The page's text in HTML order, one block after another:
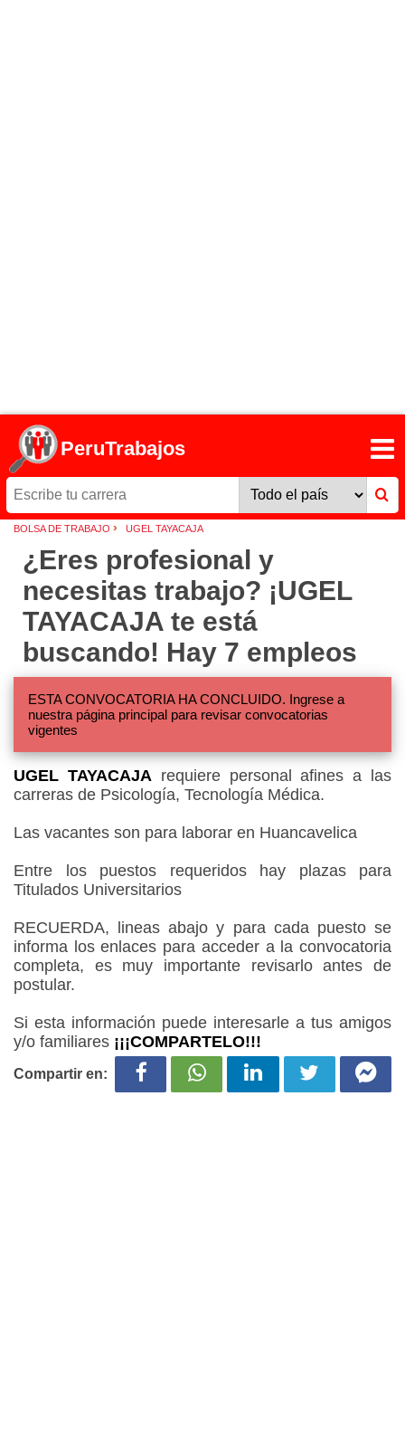
PeruTrabajos
BOLSA DE TRABAJO › UGEL TAYACAJA
¿Eres profesional y
necesitas trabajo? ¡UGEL
TAYACAJA te está
buscando! Hay 7 empleos
ESTA CONVOCATORIA HA CONCLUIDO. Ingrese a
nuestra página principal para revisar convocatorias
vigentes
UGEL TAYACAJArequiere personal afines a las
carreras de Psicología, Tecnología Médica.
Las vacantes son para laborar en Huancavelica
Entre los puestos requeridos hay plazas para
Titulados Universitarios
RECUERDA, lineas abajo y para cada puesto se
informa los enlaces para acceder a la convocatoria
completa, es muy importante revisarlo antes de
postular.
Si esta información puede interesarle a tus amigos
y/o familiares ¡¡¡COMPARTELO!!!
Compartir en: